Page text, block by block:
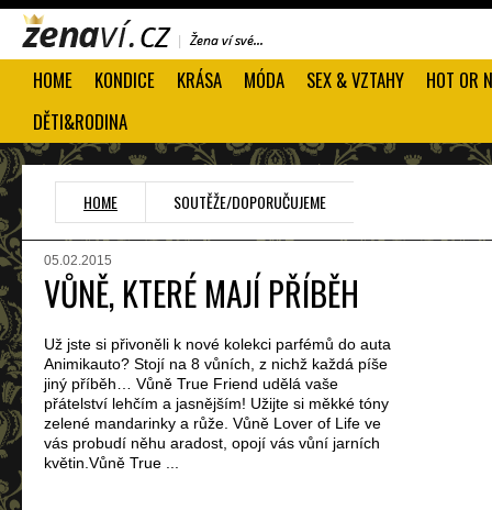
HOME KONDICE KRÁSA MÓDA SEX & VZTAHY
HOT OR
DĚTI&RODINA
HOME SOUTĚŽE/DOPORUČUJEME
05.02.2015
VŮNĚ, KTERÉ MAJÍ PŘÍBĚH
Už jste si přivoněli k nové kolekci parfémů do auta
Animikauto? Stojí na 8 vůních, z nichž každá píše
jiný příběh… Vůně True Friend udělá vaše
přátelství lehčím a jasnějším! Užijte si měkké tóny
zelené mandarinky a růže. Vůně Lover of Life ve
vás probudí něhu aradost, opojí vás vůní jarních
květin.Vůně True ...